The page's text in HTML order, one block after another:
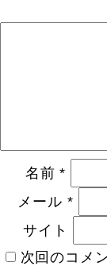
名前*
メール *
サイト
次回のコメ